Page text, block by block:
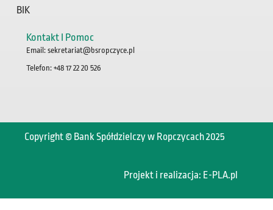
BIK
Kontakt I Pomoc
Email: sekretariat@bsropczyce.pl
Telefon: +48 17 22 20 526
Copyright © Bank Spółdzielczy w Ropczycach 2025
Projekt i realizacja: E-PLA.pl